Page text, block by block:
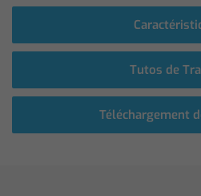
Tutos de
Téléchargement